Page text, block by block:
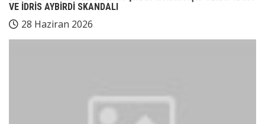
VE İDRİS AYBİRDİ SKANDALI
28 Haziran 2026